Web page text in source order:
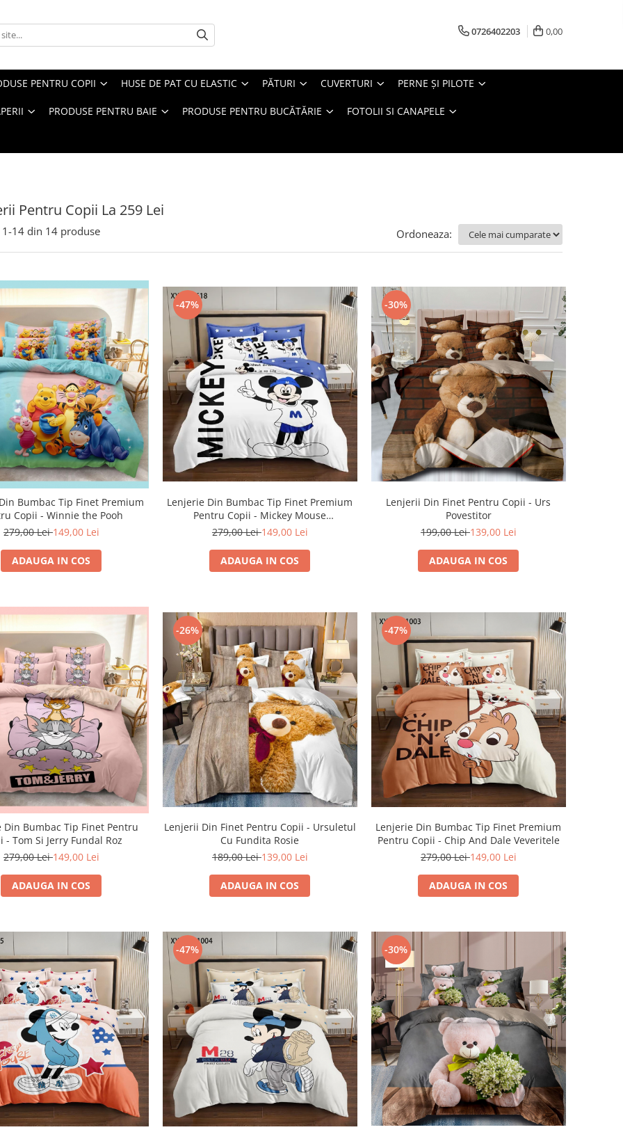
0726402203 0,00
PENTRU COPII HUSE DE PAT CU ELASTIC PĂTURI CUVERTURI PERNE ŞI PILOTE
PRODUSE PENTRU BAIE PRODUSE PENTRU BUCĂTĂRIE FOTOLII SI CANAPELE
Pentru Copii La 259 Lei
1-14 din 14 produse Ordoneaza:
Bumbac Tip Finet Premium
Copii - Winnie the Pooh
279,00 Lei149,00 Lei
ADAUGA IN COS
-47%
Lenjerie Din Bumbac Tip Finet Premium
Pentru Copii - Mickey Mouse
Baschetbalist
279,00 Lei149,00 Lei
ADAUGA IN COS
-30%
Lenjerii Din Finet Pentru Copii - Urs
Povestitor
199,00 Lei139,00 Lei
ADAUGA IN COS
Din Bumbac Tip Finet Pentru
- Tom Si Jerry Fundal Roz
279,00 Lei149,00 Lei
ADAUGA IN COS
-26%
Lenjerii Din Finet Pentru Copii - Ursuletul
Cu Fundita Rosie
189,00 Lei139,00 Lei
ADAUGA IN COS
-47%
Lenjerie Din Bumbac Tip Finet Premium
Pentru Copii - Chip And Dale Veveritele
279,00 Lei149,00 Lei
ADAUGA IN COS
-47% -30%